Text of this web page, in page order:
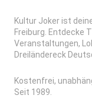
Kultur Joker ist
Freiburg. Entdecke
Veranstaltungen,
Dreiländereck
Kostenfrei,
Seit 1989.